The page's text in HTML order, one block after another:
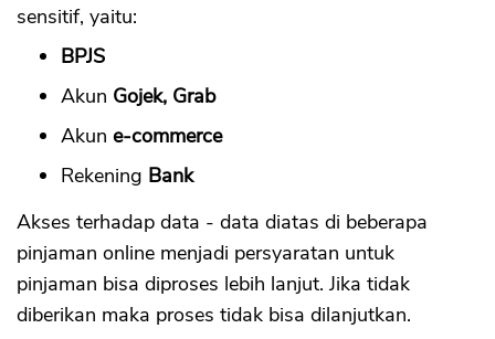
sensitif, yaitu:
BPJS
Akun Gojek, Grab
Akun e-commerce
Rekening Bank
Akses terhadap data - data diatas di beberapa
pinjaman online menjadi persyaratan untuk
pinjaman bisa diproses lebih lanjut. Jika tidak
diberikan maka proses tidak bisa dilanjutkan.